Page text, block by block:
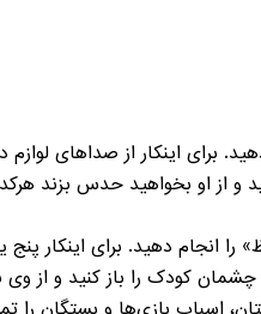
برای اینکار از صداهای
از او بخواهید حدس بزند
را انجام دهید. برای
چشمان کودک را باز کنید و